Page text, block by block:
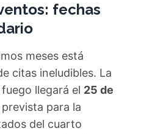
fechas
meses está
citas ineludibles. La
llegará el 25 de
para la
del cuarto